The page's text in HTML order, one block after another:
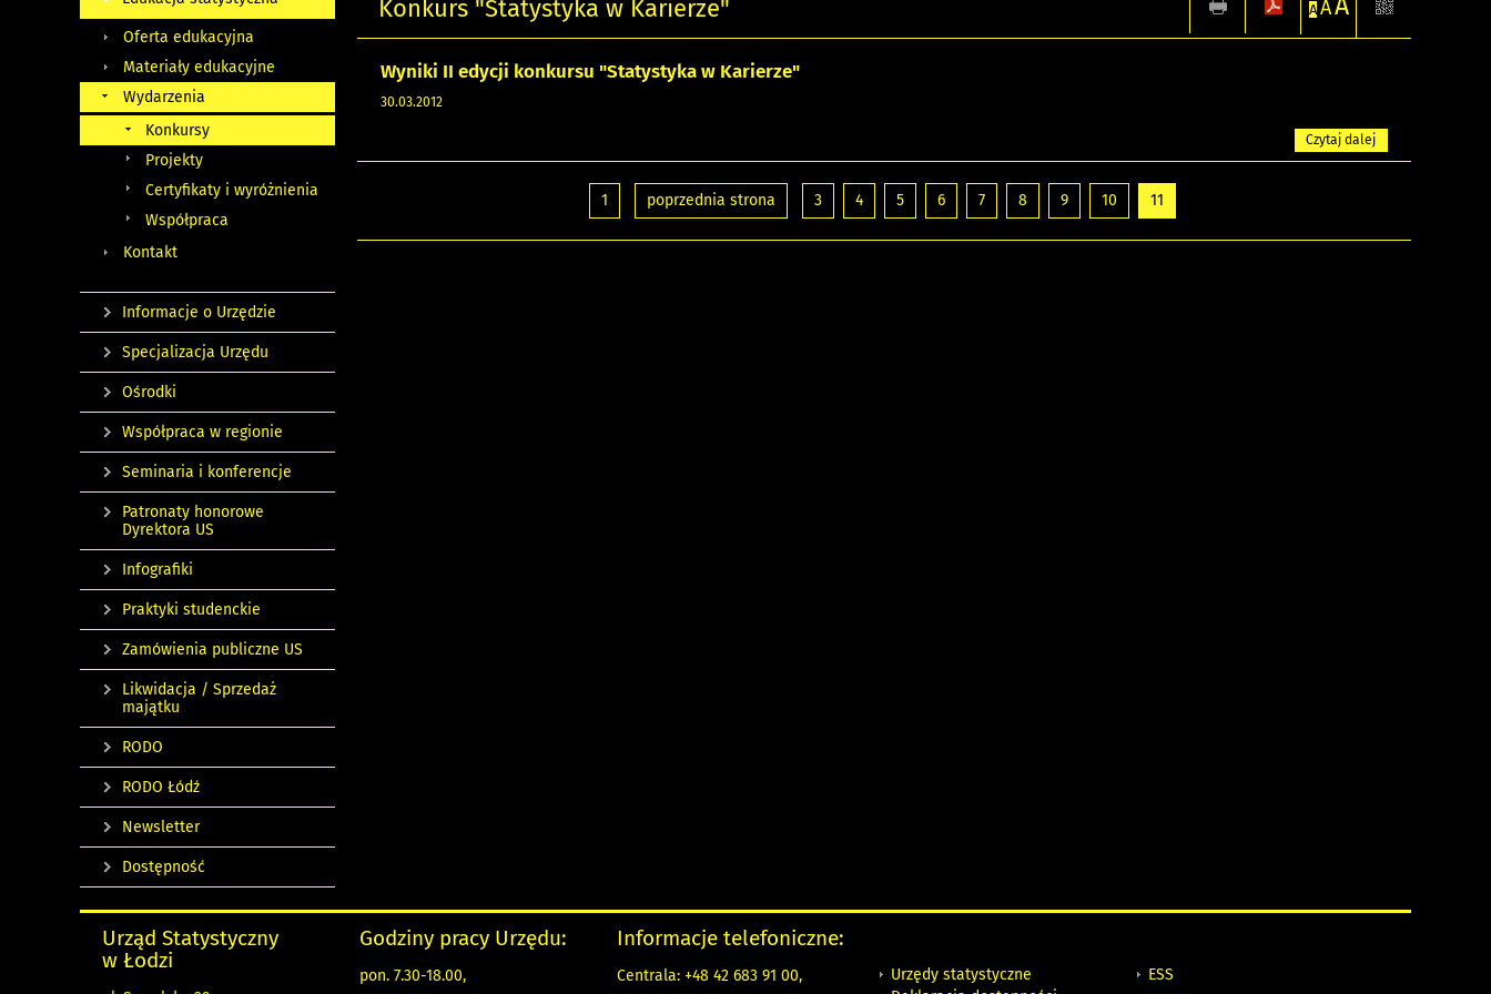
Konkurs "Statystyka w Karierze" A AA
Wyniki II edycji konkursu "Statystyka w Karierze"
30.03.2012
Czytaj dalej
1 poprzednia strona 3 4 5 6 7 8 9 10 11
Oferta edukacyjna
Materiały edukacyjne
Wydarzenia
Konkursy
Projekty
Certyfikaty i wyróżnienia
Współpraca
Kontakt
Informacje o Urzędzie
Specjalizacja Urzędu
Ośrodki
Współpraca w regionie
Seminaria i konferencje
Patronaty honorowe
Dyrektora US
Infografiki
Praktyki studenckie
Zamówienia publiczne US
Likwidacja / Sprzedaż
majątku
RODO
RODO Łódź
Newsletter
Dostępność
Urząd Statystyczny
w Łodzi
Godziny pracy Urzędu:
pon. 7.30-18.00,
Informacje telefoniczne:
Centrala: +48 42 683 91 00,
Urzędy statystyczne
ESS